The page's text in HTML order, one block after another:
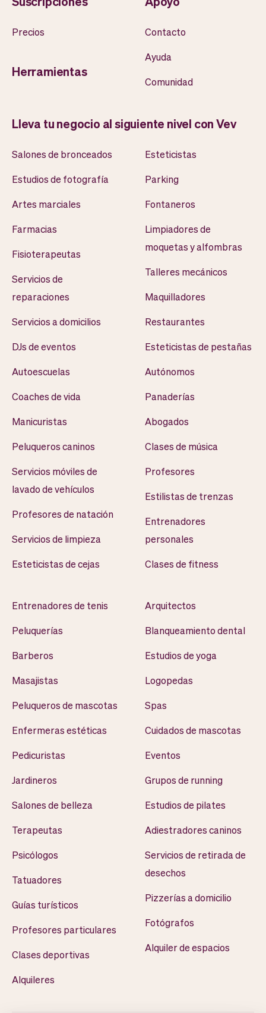
Precios
Herramientas
Contacto
Ayuda
Comunidad
Lleva tu negocio al siguiente nivel con Vev
Salones de bronceados
Estudios de fotografía
Artes marciales
Farmacias
Fisioterapeutas
Servicios de
reparaciones
Servicios a domicilios
DJs de eventos
Autoescuelas
Coaches de vida
Manicuristas
Peluqueros caninos
Servicios móviles de
lavado de vehículos
Profesores de natación
Servicios de limpieza
Esteticistas de cejas
Esteticistas
Parking
Fontaneros
Limpiadores de
moquetas y alfombras
Talleres mecánicos
Maquilladores
Restaurantes
Esteticistas de pestañas
Autónomos
Panaderías
Abogados
Clases de música
Profesores
Estilistas de trenzas
Entrenadores
personales
Clases de fitness
Entrenadores de tenis
Peluquerías
Barberos
Masajistas
Peluqueros de mascotas
Enfermeras estéticas
Pedicuristas
Jardineros
Salones de belleza
Terapeutas
Psicólogos
Tatuadores
Guías turísticos
Profesores particulares
Clases deportivas
Alquileres
Arquitectos
Blanqueamiento dental
Estudios de yoga
Logopedas
Spas
Cuidados de mascotas
Eventos
Grupos de running
Estudios de pilates
Adiestradores caninos
Servicios de retirada de
desechos
Pizzerías a domicilio
Fotógrafos
Alquiler de espacios